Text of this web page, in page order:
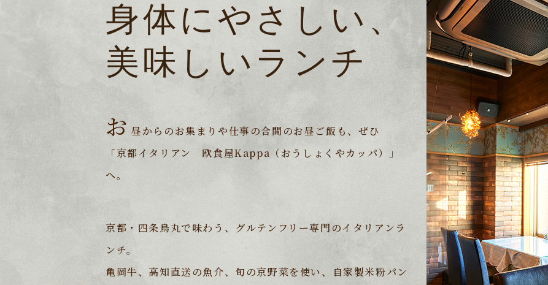
身体にやさしい、
美味しいランチ
お 昼からのお集まりや仕事の合間のお昼ご飯も、ぜひ
「京都イタリアン 欧食屋Kappa（おうしょくやカッパ）」
へ。
京都・四条烏丸で味わう、グルテンフリー専門のイタリアンラ
ンチ。
亀岡牛、高知直送の魚介、旬の京野菜を使い、自家製米粉パン